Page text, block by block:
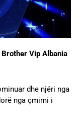
Vip Albania
dhe njëri nga
nga çmimi i